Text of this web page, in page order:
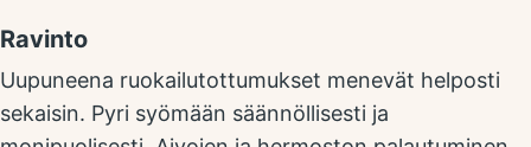
Ravinto
Uupuneena ruokailutottumukset menevät helposti
sekaisin. Pyri syömään säännöllisesti ja